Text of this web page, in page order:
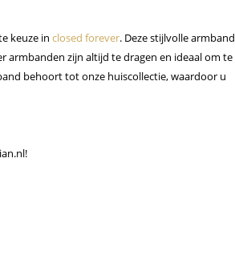
keuze in closed forever. Deze stijlvolle armband
armbanden zijn altijd te dragen en ideaal om te
behoort tot onze huiscollectie, waardoor u